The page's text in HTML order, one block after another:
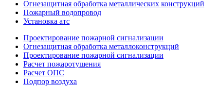
Огнезащитная обработка металлических конструкций
Пожарный водопровод
Установка атс
Проектирование пожарной сигнализации
Огнезащитная обработка металлоконструкций
Проектирование пожарной сигнализации
Расчет пожаротушения
Расчет ОПС
Подпор воздуха